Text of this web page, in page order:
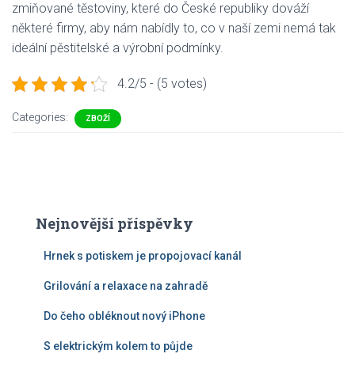
zmiňované těstoviny, které do České republiky dováží
některé firmy, aby nám nabídly to, co v naší zemi nemá tak
ideální pěstitelské a výrobní podmínky.
4.2/5 - (5 votes)
Categories: ZBOŽÍ
Nejnovější příspěvky
Hrnek s potiskem je propojovací kanál
Grilování a relaxace na zahradě
Do čeho obléknout nový iPhone
S elektrickým kolem to půjde